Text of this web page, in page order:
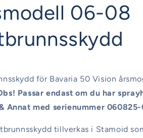
06-08
för Bavaria 50 Vision
Passar endast om du har
Annat med serienummer
tillverkas i Stamoid